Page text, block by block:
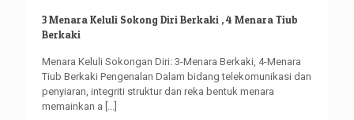
3 Menara Keluli Sokong Diri Berkaki , 4 Menara Tiub
Berkaki
Menara Keluli Sokongan Diri: 3-Menara Berkaki, 4-Menara
Tiub Berkaki Pengenalan Dalam bidang telekomunikasi dan
penyiaran, integriti struktur dan reka bentuk menara
memainkan a [...]